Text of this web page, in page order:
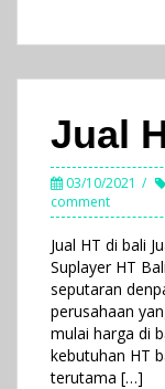
Jual
03/10/2021
comment
Jual HT di bali
Suplayer HT
seputaran
perusahaan
mulai harga di
kebutuhan HT
terutama […]